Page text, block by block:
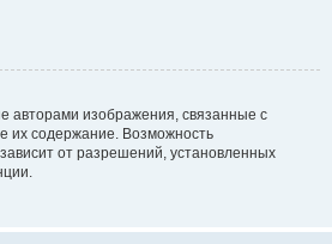
авторами изображения, связанные с
содержание. Возможность
от разрешений, установленных